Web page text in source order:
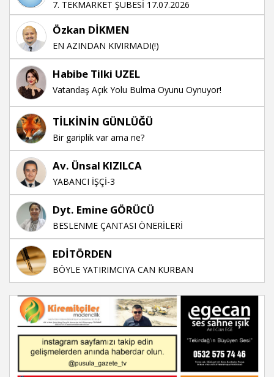
7. TEKMARKET ŞUBESİ 17.07.2026
Özkan DİKMEN
EN AZINDAN KIVIRMADI(!)
Habibe Tilki UZEL
Vatandaş Açık Yolu Bulma Oyunu Oynuyor!
TİLKİNİN GÜNLÜĞÜ
Bir gariplik var ama ne?
Av. Ünsal KIZILCA
YABANCI İŞÇİ-3
Dyt. Emine GÖRÜCÜ
BESLENME ÇANTASI ÖNERİLERİ
EDİTÖRDEN
BÖYLE YATIRIMCIYA CAN KURBAN